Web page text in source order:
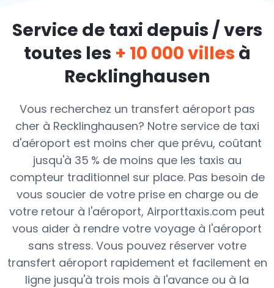
Service de taxi depuis / vers
toutes les + 10 000 villes à
Recklinghausen
Vous recherchez un transfert aéroport pas
cher à Recklinghausen? Notre service de taxi
d'aéroport est moins cher que prévu, coûtant
jusqu'à 35 % de moins que les taxis au
compteur traditionnel sur place. Pas besoin de
vous soucier de votre prise en charge ou de
votre retour à l'aéroport, Airporttaxis.com peut
vous aider à rendre votre voyage à l'aéroport
sans stress. Vous pouvez réserver votre
transfert aéroport rapidement et facilement en
ligne jusqu'à trois mois à l'avance ou à la